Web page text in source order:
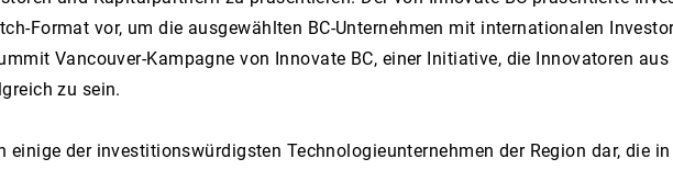
Format vor, um die ausgewählten BC-Unternehmen mit internationalen
Vancouver-Kampagne von Innovate BC, einer Initiative, die Innovatoren
zu sein.
einige der investitionswürdigsten Technologieunternehmen der Region dar, die